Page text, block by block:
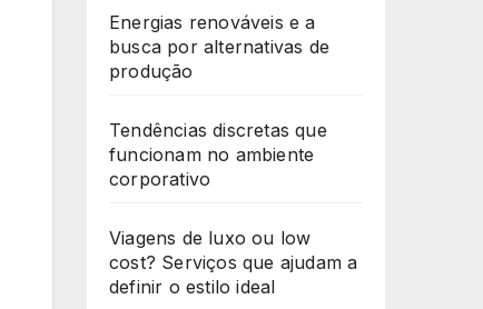
Energias renováveis e a
busca por alternativas de
produção
Tendências discretas que
funcionam no ambiente
corporativo
Viagens de luxo ou low
cost? Serviços que ajudam a
definir o estilo ideal